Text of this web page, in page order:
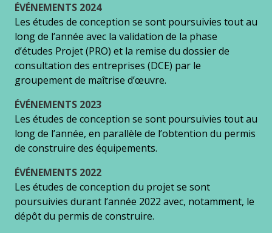
ÉVÉNEMENTS 2024
Les études de conception se sont poursuivies tout au
long de l’année avec la validation de la phase
d’études Projet (PRO) et la remise du dossier de
consultation des entreprises (DCE) par le
groupement de maîtrise d’œuvre.
ÉVÉNEMENTS 2023
Les études de conception se sont poursuivies tout au
long de l’année, en parallèle de l’obtention du permis
de construire des équipements.
ÉVÉNEMENTS 2022
Les études de conception du projet se sont
poursuivies durant l’année 2022 avec, notamment, le
dépôt du permis de construire.